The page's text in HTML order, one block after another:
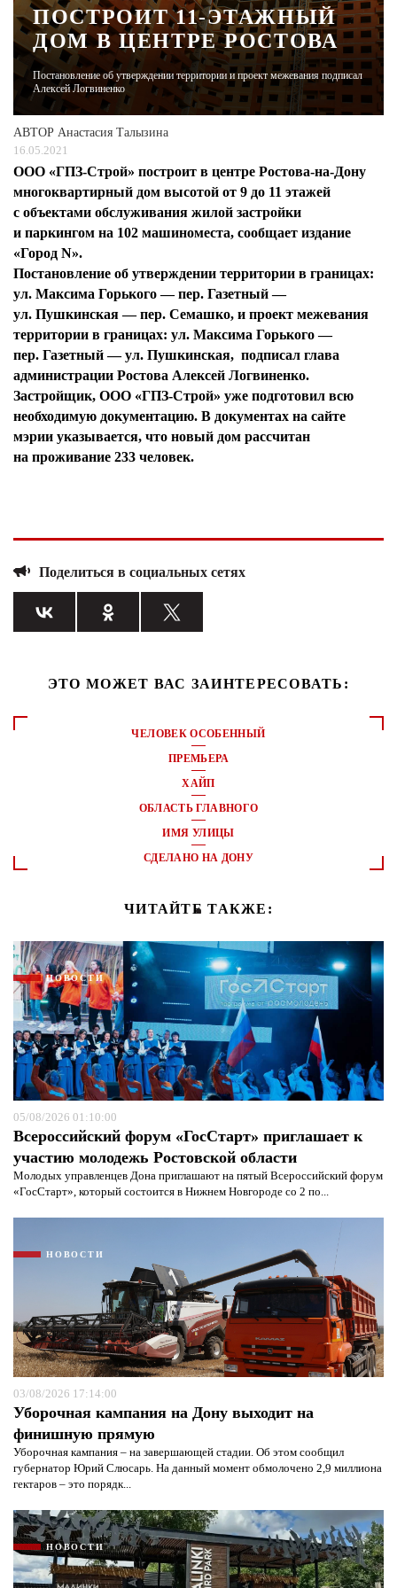
ЖУРНАЛ
ПОСТРОИТ 11-ЭТАЖНЫЙ
ДОМ В ЦЕНТРЕ РОСТОВА
Постановление об утверждении территории и проект межевания подписал
Алексей Логвиненко
АВТОР Анастасия Талызина
16.05.2021
ООО «ГПЗ-Строй» построит в центре Ростова-на-Дону
многоквартирный дом высотой от 9 до 11 этажей
с объектами обслуживания жилой застройки
и паркингом на 102 машиноместа, сообщает издание
«Город N».
Постановление об утверждении территории в границах:
ул. Максима Горького — пер. Газетный —
ул. Пушкинская — пер. Семашко, и проект межевания
территории в границах: ул. Максима Горького —
пер. Газетный — ул. Пушкинская, подписал глава
администрации Ростова Алексей Логвиненко.
Застройщик, ООО «ГПЗ-Строй» уже подготовил всю
необходимую документацию. В документах на сайте
мэрии указывается, что новый дом рассчитан
на проживание 233 человек.
Поделиться в социальных сетях
ЭТО МОЖЕТ ВАС ЗАИНТЕРЕСОВАТЬ:
ЧЕЛОВЕК ОСОБЕННЫЙ
ПРЕМЬЕРА
ХАЙП
ОБЛАСТЬ ГЛАВНОГО
ИМЯ УЛИЦЫ
СДЕЛАНО НА ДОНУ
ЧИТАЙТЕ ТАКЖЕ:
НОВОСТИ
05/08/2026 01:10:00
Всероссийский форум «ГосСтарт» приглашает к
участию молодежь Ростовской области
Молодых управленцев Дона приглашают на пятый Всероссийский форум
«ГосСтарт», который состоится в Нижнем Новгороде со 2 по...
НОВОСТИ
03/08/2026 17:14:00
Уборочная кампания на Дону выходит на
финишную прямую
Уборочная кампания – на завершающей стадии. Об этом сообщил
губернатор Юрий Слюсарь. На данный момент обмолочено 2,9 миллиона
гектаров – это порядк...
НОВОСТИ